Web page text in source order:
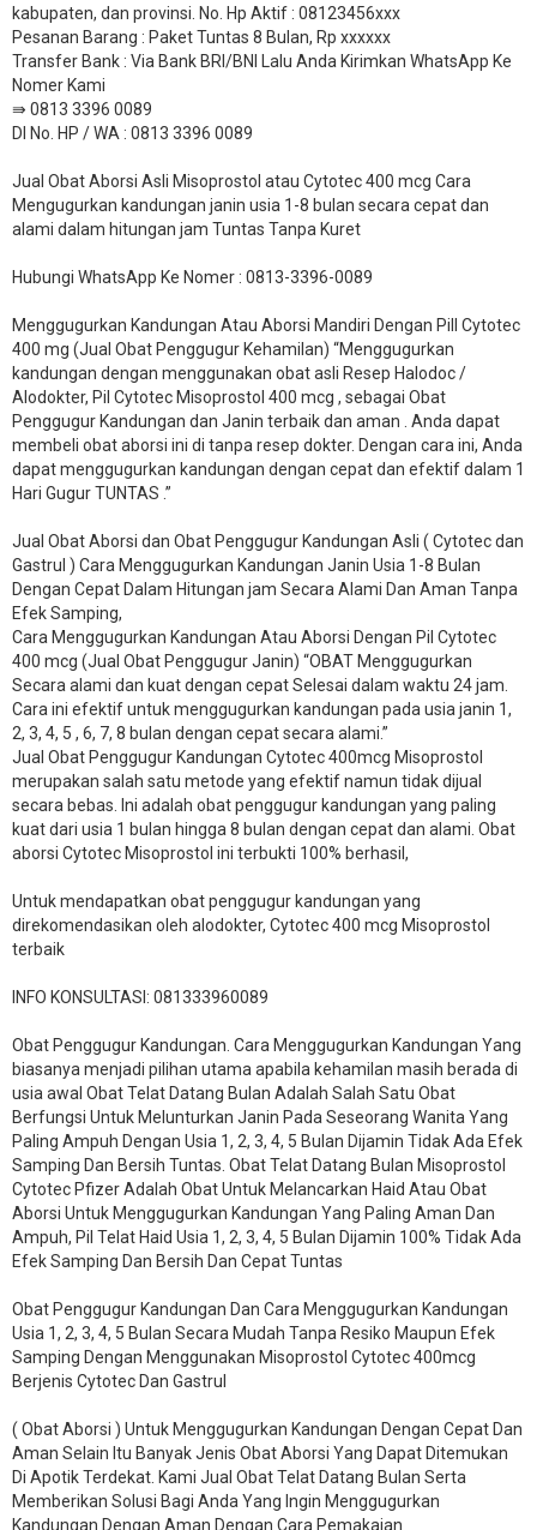
kabupaten, dan provinsi. No. Hp Aktif : 08123456xxx
Pesanan Barang : Paket Tuntas 8 Bulan, Rp xxxxxx
​Transfer Bank : Via Bank BRI/BNI Lalu Anda Kirimkan WhatsApp Ke
Nomer Kami
⇛ 0813 3396 0089
DI No. HP / WA : 0813 3396 0089
Jual Obat Aborsi Asli Misoprostol atau Cytotec 400 mcg Cara
Mengugurkan kandungan janin usia 1-8 bulan secara cepat dan
alami dalam hitungan jam Tuntas Tanpa Kuret
Hubungi WhatsApp Ke Nomer : 0813-3396-0089​
Menggugurkan Kandungan Atau Aborsi Mandiri Dengan Pill Cytotec
400 mg (Jual Obat Penggugur Kehamilan) “Menggugurkan
kandungan dengan menggunakan obat asli Resep Halodoc /
Alodokter, Pil Cytotec Misoprostol 400 mcg , sebagai Obat
Penggugur Kandungan dan Janin terbaik dan aman . Anda dapat
membeli obat aborsi ini di tanpa resep dokter. Dengan cara ini, Anda
dapat menggugurkan kandungan dengan cepat dan efektif dalam 1
Hari Gugur TUNTAS .”
Jual Obat Aborsi dan Obat Penggugur Kandungan Asli ( Cytotec dan
Gastrul ) Cara Menggugurkan Kandungan Janin Usia 1-8 Bulan
Dengan Cepat Dalam Hitungan jam Secara Alami Dan Aman Tanpa
Efek Samping,
Cara Menggugurkan Kandungan Atau Aborsi Dengan Pil Cytotec
400 mcg (Jual Obat Penggugur Janin) “OBAT Menggugurkan
Secara alami dan kuat dengan cepat Selesai dalam waktu 24 jam.
Cara ini efektif untuk menggugurkan kandungan pada usia janin 1,
2, 3, 4, 5 , 6, 7, 8 bulan dengan cepat secara alami.”
Jual Obat Penggugur Kandungan Cytotec 400mcg Misoprostol
merupakan salah satu metode yang efektif namun tidak dijual
secara bebas. Ini adalah obat penggugur kandungan yang paling
kuat dari usia 1 bulan hingga 8 bulan dengan cepat dan alami. Obat
aborsi Cytotec Misoprostol ini terbukti 100% berhasil,
Untuk mendapatkan obat penggugur kandungan yang
direkomendasikan oleh alodokter, Cytotec 400 mcg Misoprostol
terbaik
INFO KONSULTASI: 081333960089
​Obat Penggugur Kandungan. Cara Menggugurkan Kandungan Yang
biasanya menjadi pilihan utama apabila kehamilan masih berada di
usia awal Obat Telat Datang Bulan Adalah Salah Satu Obat
Berfungsi Untuk Melunturkan Janin Pada Seseorang Wanita Yang
Paling Ampuh Dengan Usia 1, 2, 3, 4, 5 Bulan Dijamin Tidak Ada Efek
Samping Dan Bersih Tuntas. Obat Telat Datang Bulan Misoprostol
Cytotec Pfizer Adalah Obat Untuk Melancarkan Haid Atau Obat
Aborsi Untuk Menggugurkan Kandungan Yang Paling Aman Dan
Ampuh, Pil Telat Haid Usia 1, 2, 3, 4, 5 Bulan Dijamin 100% Tidak Ada
Efek Samping Dan Bersih Dan Cepat Tuntas
Obat Penggugur Kandungan Dan Cara Menggugurkan Kandungan
Usia 1, 2, 3, 4, 5 Bulan Secara Mudah Tanpa Resiko Maupun Efek
Samping Dengan Menggunakan Misoprostol Cytotec 400mcg
Berjenis Cytotec Dan Gastrul
( Obat Aborsi ) Untuk Menggugurkan Kandungan Dengan Cepat Dan
Aman Selain Itu Banyak Jenis Obat Aborsi Yang Dapat Ditemukan
Di Apotik Terdekat. Kami Jual Obat Telat Datang Bulan Serta
Memberikan Solusi Bagi Anda Yang Ingin Menggugurkan
Kandungan Dengan Aman Dengan Cara Pemakaian